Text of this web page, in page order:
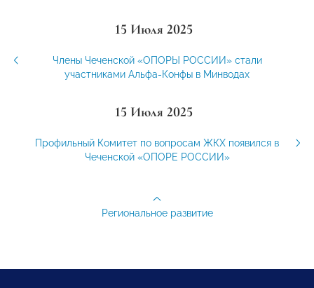
15 Июля 2025
Члены Чеченской «ОПОРЫ РОССИИ» стали
участниками Альфа-Конфы в Минводах
15 Июля 2025
Профильный Комитет по вопросам ЖКХ появился в
Чеченской «ОПОРЕ РОССИИ»
Региональное развитие